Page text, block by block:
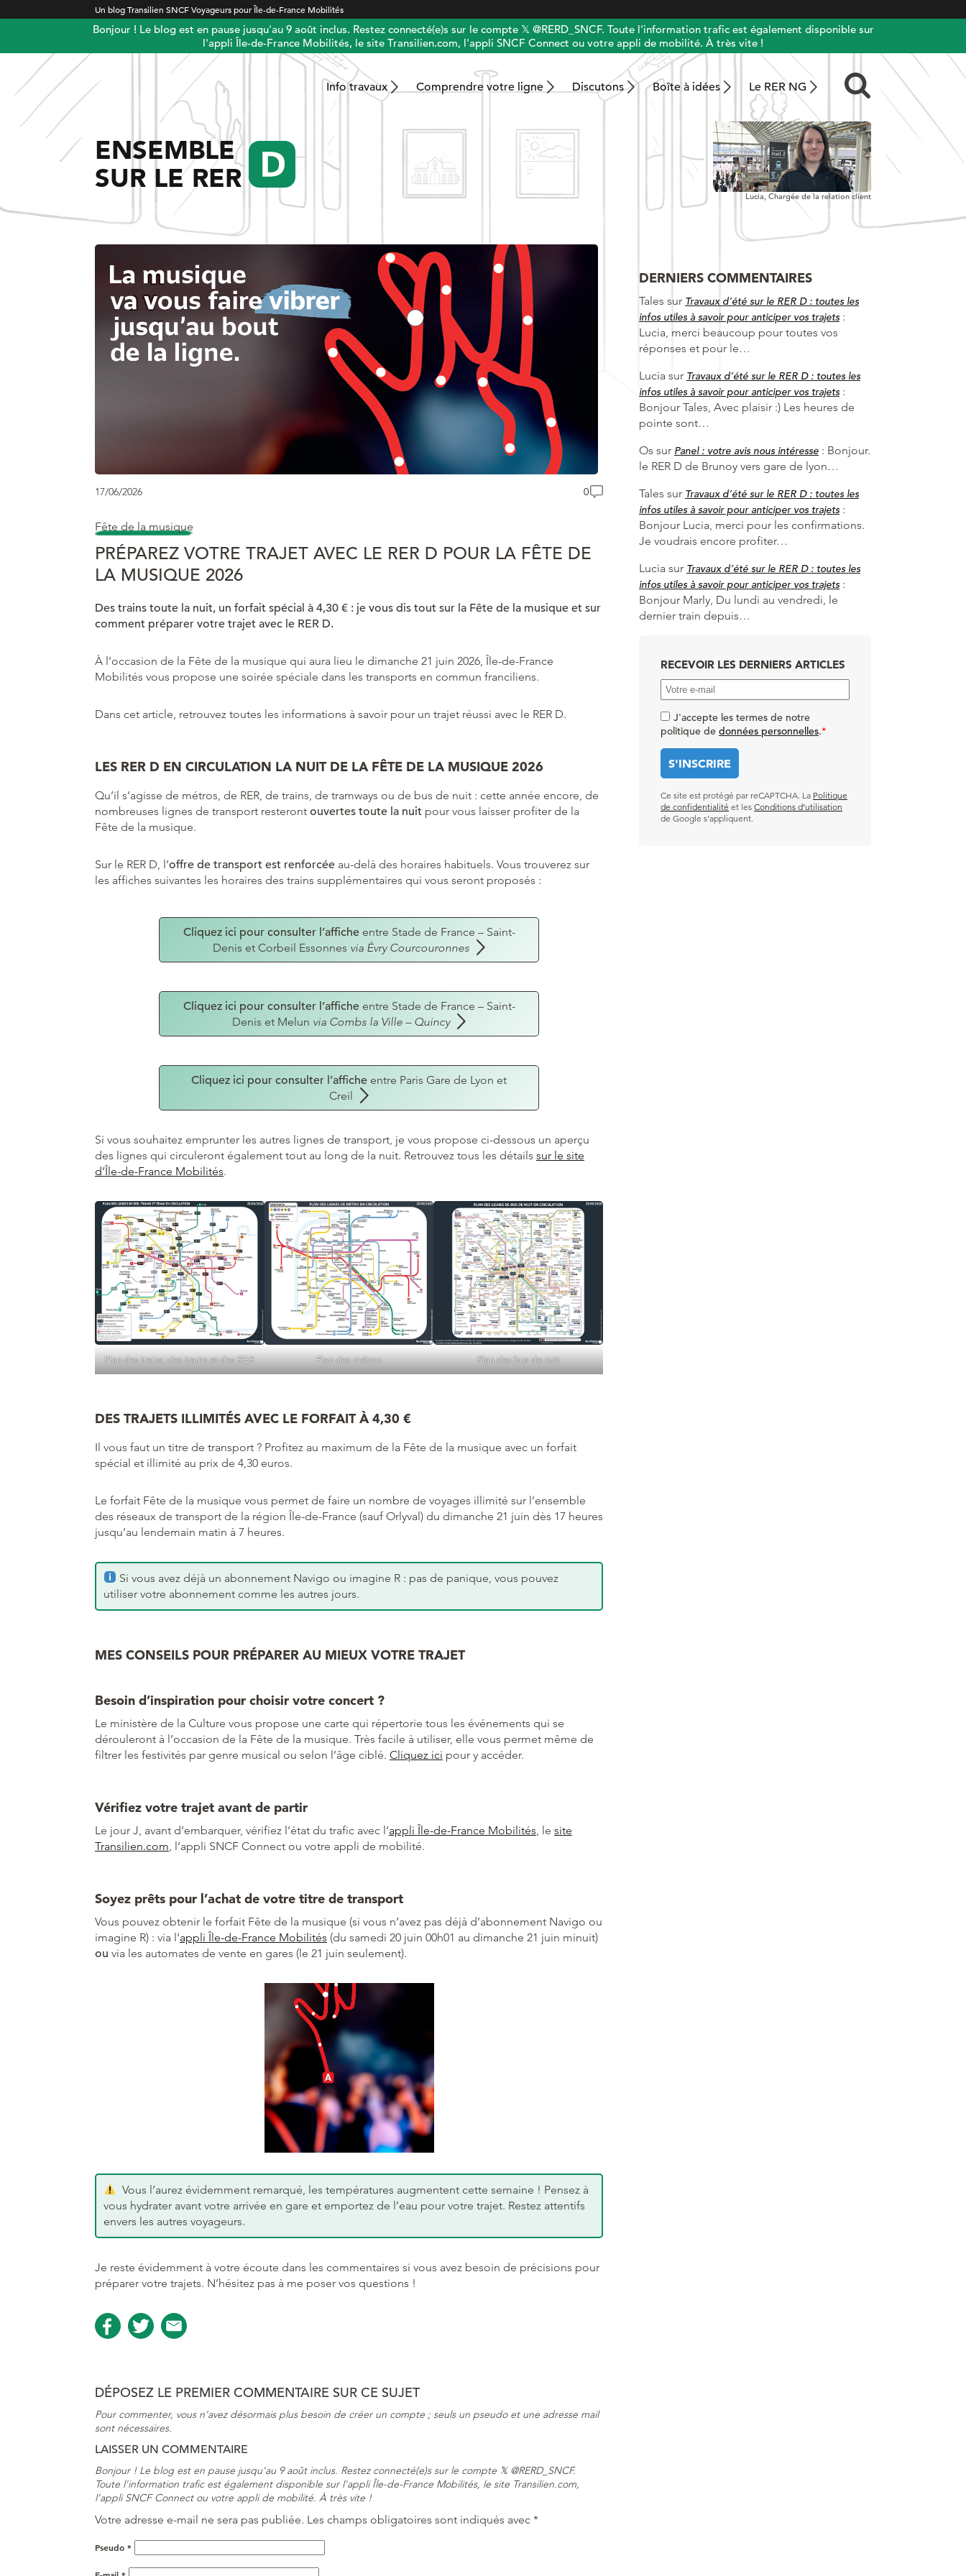
Un blog Transilien SNCF Voyageurs pour Île-de-France Mobilités
Bonjour ! Le blog est en pause jusqu'au 9 août inclus. Restez connecté(e)s sur le compte 𝕏 @RERD_SNCF. Toute l'information trafic est également disponible sur
l'appli Île-de-France Mobilités, le site Transilien.com, l'appli SNCF Connect ou votre appli de mobilité. À très vite !
Info travaux Comprendre votre ligne Discutons Boîte à idées Le RER NG
ENSEMBLE
SUR LE RER
Lucia, Chargée de la relation client
17/06/2026 0
Fête de la musique
PRÉPAREZ VOTRE TRAJET AVEC LE RER D POUR LA FÊTE DE
LA MUSIQUE 2026
Des trains toute la nuit, un forfait spécial à 4,30 € : je vous dis tout sur la Fête de la musique et sur
comment préparer votre trajet avec le RER D.
À l’occasion de la Fête de la musique qui aura lieu le dimanche 21 juin 2026, Île-de-France
Mobilités vous propose une soirée spéciale dans les transports en commun franciliens.
Dans cet article, retrouvez toutes les informations à savoir pour un trajet réussi avec le RER D.
LES RER D EN CIRCULATION LA NUIT DE LA FÊTE DE LA MUSIQUE 2026
Qu’il s’agisse de métros, de RER, de trains, de tramways ou de bus de nuit : cette année encore, de
nombreuses lignes de transport resteront ouvertes toute la nuit pour vous laisser profiter de la
Fête de la musique.
Sur le RER D, l’offre de transport est renforcée au-delà des horaires habituels. Vous trouverez sur
les affiches suivantes les horaires des trains supplémentaires qui vous seront proposés :
Cliquez ici pour consulter l’afficheentre Stade de France – Saint-
Denis et Corbeil Essonnes via Évry Courcouronnes
Cliquez ici pour consulter l’afficheentre Stade de France – Saint-
Denis et Melun via Combs la Ville – Quincy
Cliquez ici pour consulter l’affiche entre Paris Gare de Lyon et
Creil
Si vous souhaitez emprunter les autres lignes de transport, je vous propose ci-dessous un aperçu
des lignes qui circuleront également tout au long de la nuit. Retrouvez tous les détails sur le site
d’Île-de-France Mobilités.
Plan des trains, des trams et des RER Plan des métros Plan des bus de nuit
DES TRAJETS ILLIMITÉS AVEC LE FORFAIT À 4,30 €
Il vous faut un titre de transport ? Profitez au maximum de la Fête de la musique avec un forfait
spécial et illimité au prix de 4,30 euros.
Le forfait Fête de la musique vous permet de faire un nombre de voyages illimité sur l’ensemble
des réseaux de transport de la région Île-de-France (sauf Orlyval) du dimanche 21 juin dès 17 heures
jusqu’au lendemain matin à 7 heures.
Si vous avez déjà un abonnement Navigo ou imagine R : pas de panique, vous pouvez
utiliser votre abonnement comme les autres jours.
MES CONSEILS POUR PRÉPARER AU MIEUX VOTRE TRAJET
Besoin d’inspiration pour choisir votre concert ?
Le ministère de la Culture vous propose une carte qui répertorie tous les événements qui se
dérouleront à l’occasion de la Fête de la musique. Très facile à utiliser, elle vous permet même de
filtrer les festivités par genre musical ou selon l’âge ciblé. Cliquez ici pour y accéder.
Vérifiez votre trajet avant de partir
Le jour J, avant d’embarquer, vérifiez l’état du trafic avec l’appli Île-de-France Mobilités , le site
Transilien.com , l’appli SNCF Connect ou votre appli de mobilité.
Soyez prêts pour l’achat de votre titre de transport
Vous pouvez obtenir le forfait Fête de la musique (si vous n’avez pas déjà d’abonnement Navigo ou
imagine R) : via l’appli Île-de-France Mobilités (du samedi 20 juin 00h01 au dimanche 21 juin minuit)
ou via les automates de vente en gares (le 21 juin seulement).
Vous l’aurez évidemment remarqué, les températures augmentent cette semaine ! Pensez à
vous hydrater avant votre arrivée en gare et emportez de l’eau pour votre trajet. Restez attentifs
envers les autres voyageurs.
Je reste évidemment à votre écoute dans les commentaires si vous avez besoin de précisions pour
préparer votre trajets. N’hésitez pas à me poser vos questions !
DÉPOSEZ LE PREMIER COMMENTAIRE SUR CE SUJET
Pour commenter, vous n’avez désormais plus besoin de créer un compte ; seuls un pseudo et une adresse mail
sont nécessaires.
LAISSER UN COMMENTAIRE
Bonjour ! Le blog est en pause jusqu'au 9 août inclus. Restez connecté(e)s sur le compte 𝕏 @RERD_SNCF.
Toute l'information trafic est également disponible sur l'appli Île-de-France Mobilités, le site Transilien.com,
l'appli SNCF Connect ou votre appli de mobilité. À très vite !
Votre adresse e-mail ne sera pas publiée. Les champs obligatoires sont indiqués avec *
Pseudo *
DERNIERS COMMENTAIRES
Tales sur Travaux d’été sur le RER D : toutes les
infos utiles à savoir pour anticiper vos trajets :
Lucia, merci beaucoup pour toutes vos
réponses et pour le…
Lucia sur Travaux d’été sur le RER D : toutes les
infos utiles à savoir pour anticiper vos trajets :
Bonjour Tales, Avec plaisir :) Les heures de
pointe sont…
Os sur Panel : votre avis nous intéresse : Bonjour.
le RER D de Brunoy vers gare de lyon…
Tales sur Travaux d’été sur le RER D : toutes les
infos utiles à savoir pour anticiper vos trajets :
Bonjour Lucia, merci pour les confirmations.
Je voudrais encore profiter…
Lucia sur Travaux d’été sur le RER D : toutes les
infos utiles à savoir pour anticiper vos trajets :
Bonjour Marly, Du lundi au vendredi, le
dernier train depuis…
RECEVOIR LES DERNIERS ARTICLES
J'accepte les termes de notre
politique de données personnelles.*
Ce site est protégé par reCAPTCHA. La Politique
de confidentialité et les Conditions d’utilisation
de Google s’appliquent.